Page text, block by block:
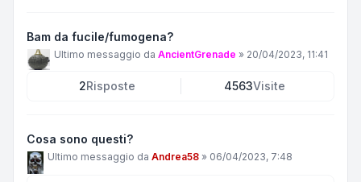
Bam da fucile/fumogena?
Ultimo messaggio da AncientGrenade » 20/04/2023, 11:41
2Risposte 4563Visite
Cosa sono questi?
Ultimo messaggio da Andrea58 » 06/04/2023, 7:48